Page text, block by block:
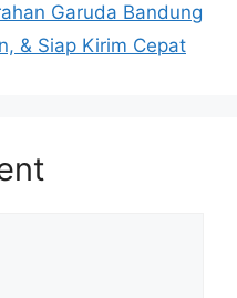
Garuda Bandung
& Siap Kirim Cepat